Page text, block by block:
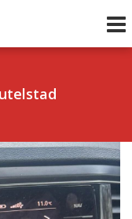
Volgend uur